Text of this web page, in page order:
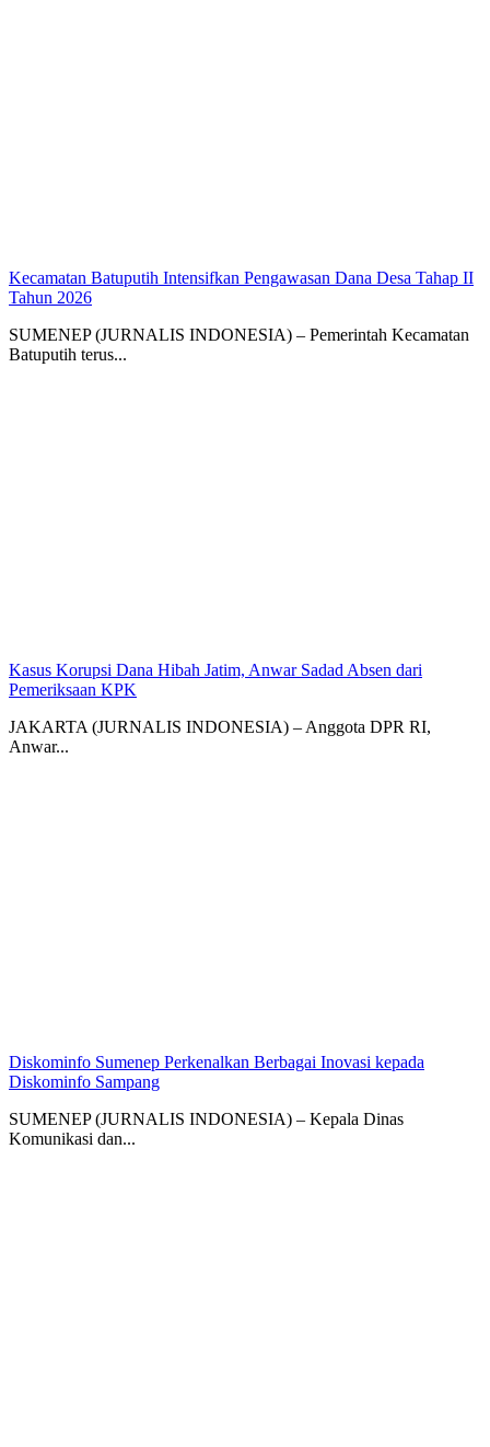
Kecamatan Batuputih Intensifkan Pengawasan Dana Desa Tahap II
Tahun 2026
SUMENEP (JURNALIS INDONESIA) – Pemerintah Kecamatan
Batuputih terus...
Kasus Korupsi Dana Hibah Jatim, Anwar Sadad Absen dari
Pemeriksaan KPK
JAKARTA (JURNALIS INDONESIA) – Anggota DPR RI,
Anwar...
Diskominfo Sumenep Perkenalkan Berbagai Inovasi kepada
Diskominfo Sampang
SUMENEP (JURNALIS INDONESIA) – Kepala Dinas
Komunikasi dan...